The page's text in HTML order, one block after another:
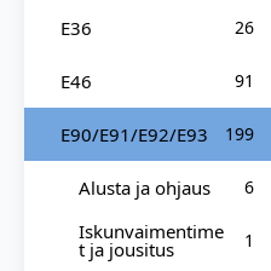
E36 26
E46 91
E90/E91/E92/E93 199
Alusta ja ohjaus 6
Iskunvaimentime
t ja jousitus 1